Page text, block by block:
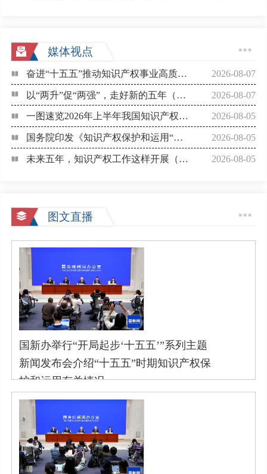
媒体视点
奋进“十五五”推动知识产权事业高质量发展（知识产权报） 2026-08-07
以“两升”促“两强”，走好新的五年（知识产权报） 2026-08-07
一图速览2026年上半年我国知识产权统计数据（知识产权报） 2026-08-05
国务院印发《知识产权保护和运用“十五五”规划》（新华社） 2026-08-05
未来五年，知识产权工作这样开展（新华社） 2026-08-05
图文直播
国新办举行“开局起步‘十五五’”系列主题
新闻发布会介绍“十五五”时期知识产权保
护和运用有关情况